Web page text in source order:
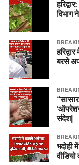
विभाग
बरसे
संदेश|
भदोही
वीडियो